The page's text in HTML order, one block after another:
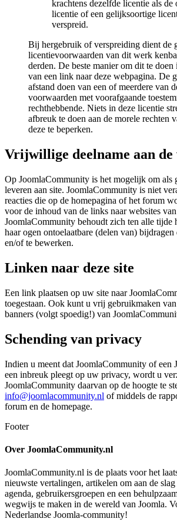
krachtens dezelfde licentie als de
licentie of een gelijksoortige
verspreid.
Bij hergebruik of verspreiding dient de
licentievoorwaarden van dit werk
derden. De beste manier om dit te
van een link naar deze webpagina. De
afstand doen van een of meerdere van
voorwaarden met voorafgaande
rechthebbende. Niets in deze licentie
afbreuk te doen aan de morele rechten
deze te beperken.
Vrijwillige deelname aan de
Op JoomlaCommunity is het mogelijk om als
leveren aan site. JoomlaCommunity is niet
reacties die op de homepagina of het forum
voor de inhoud van de links naar websites
JoomlaCommunity behoudt zich ten alle tijde
haar ogen ontoelaatbare (delen van)
en/of te bewerken.
Linken naar deze site
Een link plaatsen op uw site naar
toegestaan. Ook kunt u vrij gebruikmaken
banners (volgt spoedig!) van
Schending van privacy
Indien u meent dat JoomlaCommunity of een
een inbreuk pleegt op uw privacy, wordt u
JoomlaCommunity daarvan op de hoogte te
info@joomlacommunity.nl of middels de
forum en de homepage.
Footer
Over JoomlaCommunity.nl
JoomlaCommunity.nl is de plaats voor het
nieuwste vertalingen, artikelen om aan de
agenda, gebruikersgroepen en een
wegwijs te maken in de wereld van Joomla.
Nederlandse Joomla-community!